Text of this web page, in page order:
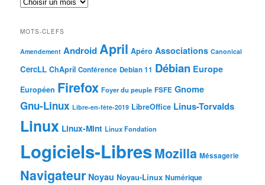
MOTS-CLEFS
Amendement AndroidApril Apéro Associations Canonical
CercLL ChApril Conférence Debian 11 Débian Europe
Européen Firefox Foyer du peuple FSFE Gnome
Gnu-Linux Libre-en-fête-2019 LibreOffice Linus-Torvalds
Linux Linux-Mint Linux Fondation
Logiciels-LibresMozilla Méssagerie
Navigateur Noyau Noyau-Linux Numérique